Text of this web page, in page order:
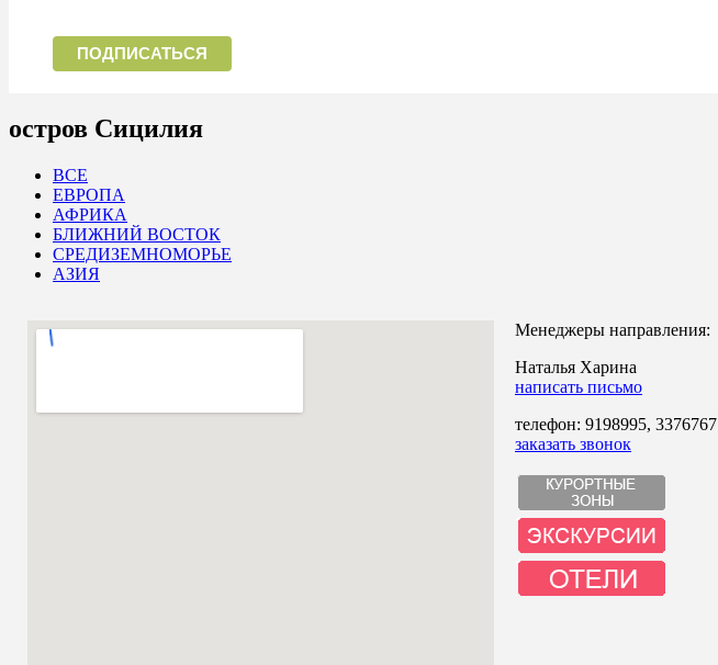
остров Сицилия
ВСЕ
ЕВРОПА
АФРИКА
БЛИЖНИЙ ВОСТОК
СРЕДИЗЕМНОМОРЬЕ
АЗИЯ
Менеджеры направления:
Наталья Харина
написать письмо
телефон: 9198995, 3376767
заказать звонок